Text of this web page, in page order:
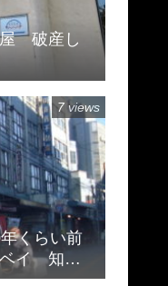
屋 破産し
くらい前
イ 知味
7 views